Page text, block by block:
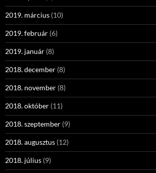
2019. március (10)
2019. február (6)
2019. január (8)
2018. december (8)
2018. november (8)
2018. október (11)
2018. szeptember (9)
2018. augusztus (12)
2018. július (9)